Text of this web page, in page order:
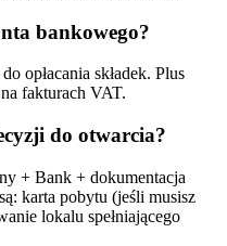
bankowego?
opłacania składek. Plus
fakturach VAT.
do otwarcia?
+ Bank + dokumentacja
karta pobytu (jeśli musisz
lokalu spełniającego